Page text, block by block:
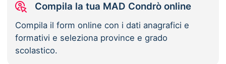
Compila la tua MAD Condrò online
Compila il form online con i dati anagrafici e
formativi e seleziona province e grado
scolastico.